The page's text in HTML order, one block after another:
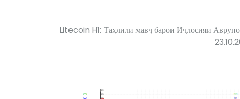
Litecoin H1: Таҳлили мавҷ барои Иҷлосияи